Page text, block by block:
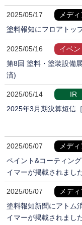
2025/05/17
メディ
塗料報知にフロアトッ
2025/05/16
イベン
第8回 塗料・塗装設備
済)
2025/05/14
IR
2025年3月期決算短信
2025/05/07
メディ
ペイント&コーティン
イマーが掲載されまし
2025/05/07
メディ
塗料報知新聞にアトム
イマーが掲載されまし